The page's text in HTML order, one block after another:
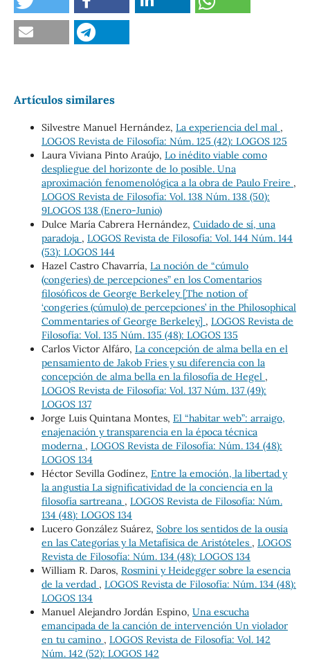
Artículos similares
Silvestre Manuel Hernández, La experiencia del mal ,
LOGOS Revista de Filosofía: Núm. 125 (42): LOGOS 125
Laura Viviana Pinto Araújo, Lo inédito viable como
despliegue del horizonte de lo posible. Una
aproximación fenomenológica a la obra de Paulo Freire ,
LOGOS Revista de Filosofía: Vol. 138 Núm. 138 (50):
9LOGOS 138 (Enero-Junio)
Dulce María Cabrera Hernández, Cuidado de sí, una
paradoja , LOGOS Revista de Filosofía: Vol. 144 Núm. 144
(53): LOGOS 144
Hazel Castro Chavarría, La noción de “cúmulo
(congeries) de percepciones” en los Comentarios
filosóficos de George Berkeley [The notion of
‘congeries (cúmulo) de percepciones’ in the Philosophical
Commentaries of George Berkeley] , LOGOS Revista de
Filosofía: Vol. 135 Núm. 135 (48): LOGOS 135
Carlos Victor Alfáro, La concepción de alma bella en el
pensamiento de Jakob Fries y su diferencia con la
concepción de alma bella en la filosofía de Hegel ,
LOGOS Revista de Filosofía: Vol. 137 Núm. 137 (49):
LOGOS 137
Jorge Luis Quintana Montes, El “habitar web”: arraigo,
enajenación y transparencia en la época técnica
moderna , LOGOS Revista de Filosofía: Núm. 134 (48):
LOGOS 134
Héctor Sevilla Godínez, Entre la emoción, la libertad y
la angustia La significatividad de la conciencia en la
filosofía sartreana , LOGOS Revista de Filosofía: Núm.
134 (48): LOGOS 134
Lucero González Suárez, Sobre los sentidos de la ousía
en las Categorías y la Metafísica de Aristóteles , LOGOS
Revista de Filosofía: Núm. 134 (48): LOGOS 134
William R. Daros, Rosmini y Heidegger sobre la esencia
de la verdad , LOGOS Revista de Filosofía: Núm. 134 (48):
LOGOS 134
Manuel Alejandro Jordán Espino, Una escucha
emancipada de la canción de intervención Un violador
en tu camino , LOGOS Revista de Filosofía: Vol. 142
Núm. 142 (52): LOGOS 142